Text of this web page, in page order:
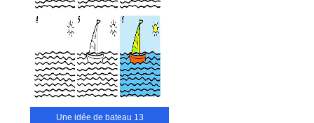
Une idée de bateau 13